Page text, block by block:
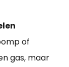
of
gas, maar